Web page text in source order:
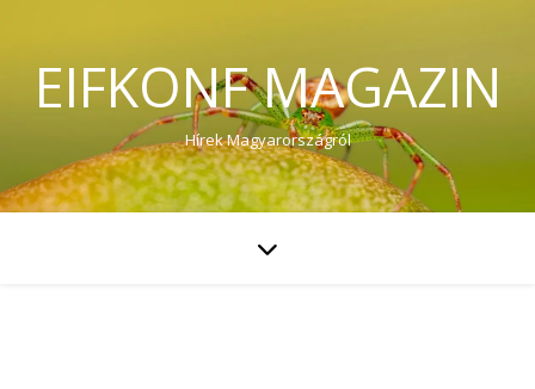
EIFKONF MAGAZIN
Hírek Magyarországról